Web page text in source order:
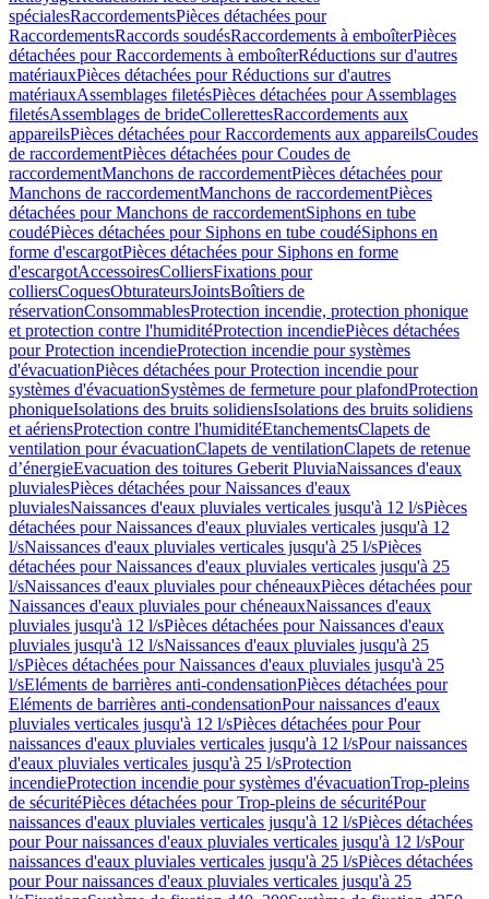
spécialesRaccordementsPièces détachées pour
RaccordementsRaccords soudésRaccordements à emboîterPièces
détachées pour Raccordements à emboîterRéductions sur d'autres
matériauxPièces détachées pour Réductions sur d'autres
matériauxAssemblages filetésPièces détachées pour Assemblages
filetésAssemblages de brideCollerettesRaccordements aux
appareilsPièces détachées pour Raccordements aux appareilsCoudes
de raccordementPièces détachées pour Coudes de
raccordementManchons de raccordementPièces détachées pour
Manchons de raccordementManchons de raccordementPièces
détachées pour Manchons de raccordementSiphons en tube
coudéPièces détachées pour Siphons en tube coudéSiphons en
forme d'escargotPièces détachées pour Siphons en forme
d'escargotAccessoiresColliersFixations pour
colliersCoquesObturateursJointsBoîtiers de
réservationConsommablesProtection incendie, protection phonique
et protection contre l'humiditéProtection incendiePièces détachées
pour Protection incendieProtection incendie pour systèmes
d'évacuationPièces détachées pour Protection incendie pour
systèmes d'évacuationSystèmes de fermeture pour plafondProtection
phoniqueIsolations des bruits solidiensIsolations des bruits solidiens
et aériensProtection contre l'humiditéEtanchementsClapets de
ventilation pour évacuationClapets de ventilationClapets de retenue
d’énergieEvacuation des toitures Geberit PluviaNaissances d'eaux
pluvialesPièces détachées pour Naissances d'eaux
pluvialesNaissances d'eaux pluviales verticales jusqu'à 12 l/sPièces
détachées pour Naissances d'eaux pluviales verticales jusqu'à 12
l/sNaissances d'eaux pluviales verticales jusqu'à 25 l/sPièces
détachées pour Naissances d'eaux pluviales verticales jusqu'à 25
l/sNaissances d'eaux pluviales pour chéneauxPièces détachées pour
Naissances d'eaux pluviales pour chéneauxNaissances d'eaux
pluviales jusqu'à 12 l/sPièces détachées pour Naissances d'eaux
pluviales jusqu'à 12 l/sNaissances d'eaux pluviales jusqu'à 25
l/sPièces détachées pour Naissances d'eaux pluviales jusqu'à 25
l/sEléments de barrières anti-condensationPièces détachées pour
Eléments de barrières anti-condensationPour naissances d'eaux
pluviales verticales jusqu'à 12 l/sPièces détachées pour Pour
naissances d'eaux pluviales verticales jusqu'à 12 l/sPour naissances
d'eaux pluviales verticales jusqu'à 25 l/sProtection
incendieProtection incendie pour systèmes d'évacuationTrop-pleins
de sécuritéPièces détachées pour Trop-pleins de sécuritéPour
naissances d'eaux pluviales verticales jusqu'à 12 l/sPièces détachées
pour Pour naissances d'eaux pluviales verticales jusqu'à 12 l/sPour
naissances d'eaux pluviales verticales jusqu'à 25 l/sPièces détachées
pour Pour naissances d'eaux pluviales verticales jusqu'à 25